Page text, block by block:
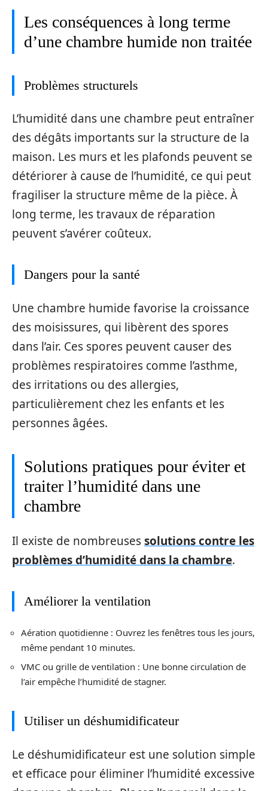
Les conséquences à long terme
d’une chambre humide non traitée
Problèmes structurels
L’humidité dans une chambre peut entraîner
des dégâts importants sur la structure de la
maison. Les murs et les plafonds peuvent se
détériorer à cause de l’humidité, ce qui peut
fragiliser la structure même de la pièce. À
long terme, les travaux de réparation
peuvent s’avérer coûteux.
Dangers pour la santé
Une chambre humide favorise la croissance
des moisissures, qui libèrent des spores
dans l’air. Ces spores peuvent causer des
problèmes respiratoires comme l’asthme,
des irritations ou des allergies,
particulièrement chez les enfants et les
personnes âgées.
Solutions pratiques pour éviter et
traiter l’humidité dans une
chambre
Il existe de nombreusessolutions contre les
problèmes d’humidité dans la chambre.
Améliorer la ventilation
Aération quotidienne : Ouvrez les fenêtres tous les jours,
même pendant 10 minutes.
VMC ou grille de ventilation : Une bonne circulation de
l’air empêche l’humidité de stagner.
Utiliser un déshumidificateur
Le déshumidificateur est une solution simple
et efficace pour éliminer l’humidité excessive